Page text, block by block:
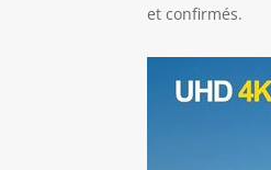
et confirmés.